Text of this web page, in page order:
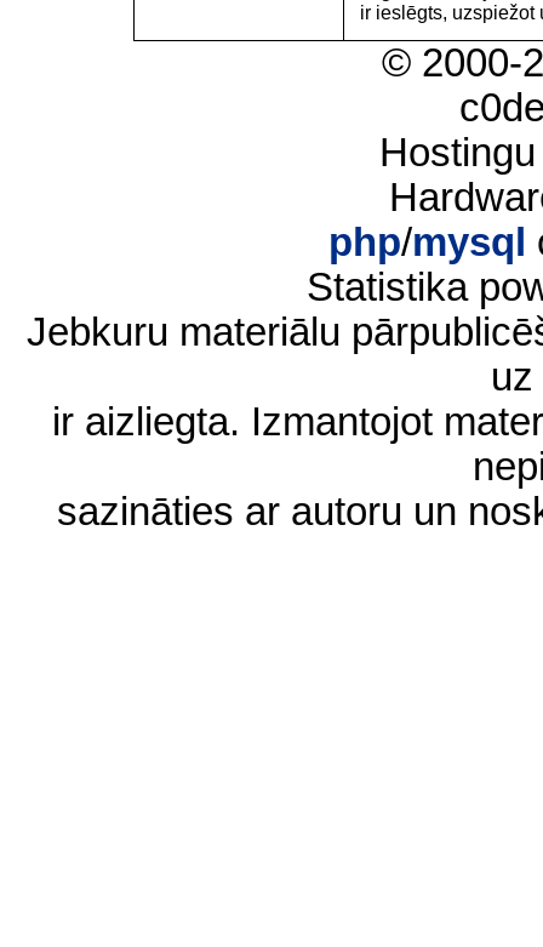
ir ieslēgts, uzspiežot
© 2000-
php/mysql
Statistika
Jebkuru materiālu
ir aizliegta. Izmantojot
sazināties ar autoru un